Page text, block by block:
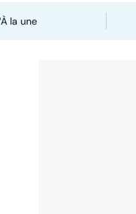
À la une